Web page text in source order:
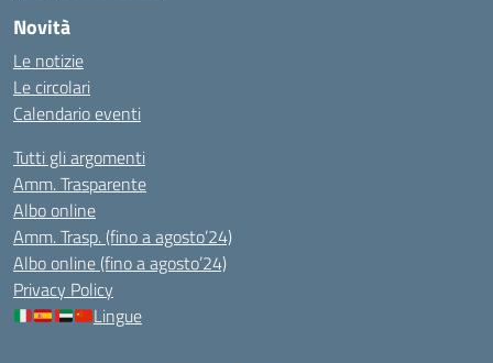
Novità
Le notizie
Le circolari
Calendario eventi
Tutti gli argomenti
Amm. Trasparente
Albo online
Amm. Trasp. (fino a agosto’24)
Albo online (fino a agosto’24)
Privacy Policy
Lingue